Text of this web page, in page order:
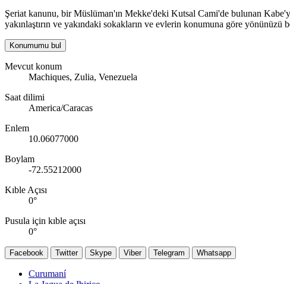
Şeriat kanunu, bir Müslüman'ın Mekke'deki Kutsal Cami'de bulunan
yakınlaştırın ve yakındaki sokakların ve evlerin konumuna göre yönünüzü
Konumumu bul
Mevcut konum
Machiques, Zulia, Venezuela
Saat dilimi
America/Caracas
Enlem
10.06077000
Boylam
-72.55212000
Kıble Açısı
0°
Pusula için kıble açısı
0°
Facebook Twitter Skype Viber Telegram Whatsapp
Curumaní